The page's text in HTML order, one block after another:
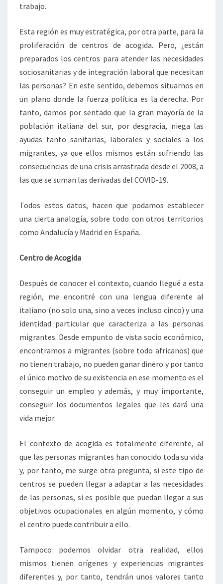
trabajo.
Esta región es muy estratégica, por otra parte, para la
proliferación de centros de acogida. Pero, ¿están
preparados los centros para atender las necesidades
sociosanitarias y de integración laboral que necesitan
las personas? En este sentido, debemos situarnos en
un plano donde la fuerza política es la derecha. Por
tanto, damos por sentado que la gran mayoría de la
población italiana del sur, por desgracia, niega las
ayudas tanto sanitarias, laborales y sociales a los
migrantes, ya que ellos mismos están sufriendo las
consecuencias de una crisis arrastrada desde el 2008, a
las que se suman las derivadas del COVID-19.
Todos estos datos, hacen que podamos establecer
una cierta analogía, sobre todo con otros territorios
como Andalucía y Madrid en España.
Centro de Acogida
Después de conocer el contexto, cuando llegué a esta
región, me encontré con una lengua diferente al
italiano (no solo una, sino a veces incluso cinco) y una
identidad particular que caracteriza a las personas
migrantes. Desde empunto de vista socio económico,
encontramos a migrantes (sobre todo africanos) que
no tienen trabajo, no pueden ganar dinero y por tanto
el único motivo de su existencia en ese momento es el
conseguir un empleo y además, y muy importante,
conseguir los documentos legales que les dará una
vida mejor.
El contexto de acogida es totalmente diferente, al
que las personas migrantes han conocido toda su vida
y, por tanto, me surge otra pregunta, si este tipo de
centros se pueden llegar a adaptar a las necesidades
de las personas, si es posible que puedan llegar a sus
objetivos ocupacionales en algún momento, y cómo
el centro puede contribuir a ello.
Tampoco podemos olvidar otra realidad, ellos
mismos tienen orígenes y experiencias migrantes
diferentes y, por tanto, tendrán unos valores tanto